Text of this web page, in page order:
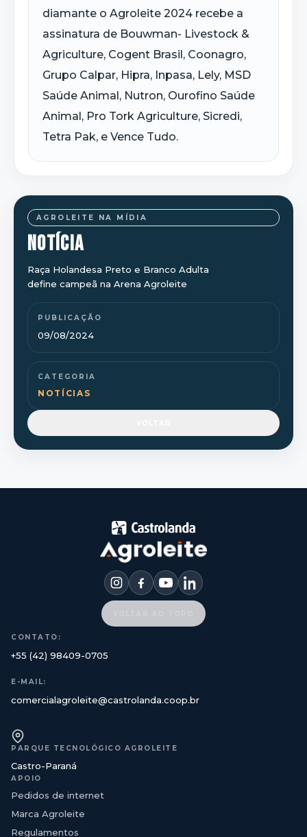
AGROLEITE NA MÍDIA
NOTÍCIA
Raça Holandesa Preto e Branco Adulta
define campeã na Arena Agroleite
PUBLICAÇÃO
09/08/2024
CATEGORIA
NOTÍCIAS
diamante o Agroleite 2024 recebe a
assinatura de Bouwman- Livestock &
Agriculture, Cogent Brasil, Coonagro,
Grupo Calpar, Hipra, Inpasa, Lely, MSD
Saúde Animal, Nutron, Ourofino Saúde
Animal, Pro Tork Agriculture, Sicredi,
Tetra Pak, e Vence Tudo.
CONTATO:
+55 (42) 98409-0705
E-MAIL:
comercialagroleite@castrolanda.coop.br
PARQUE TECNOLÓGICO AGROLEITE
Castro-Paraná
APOIO
Pedidos de internet
Marca Agroleite
Regulamentos